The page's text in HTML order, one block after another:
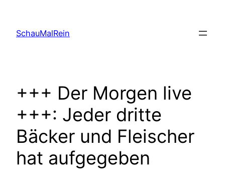
content
SchauMalRein
+++ Der Morgen live
+++: Jeder dritte
Bäcker und Fleischer
hat aufgegeben